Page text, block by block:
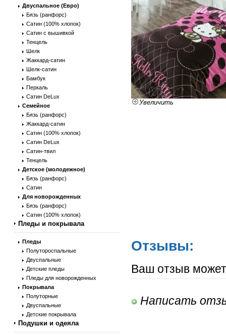
Двуспальное (Евро)
Бязь (ранфорс)
Сатин (100% хлопок)
Сатин с вышивкой
Тенцель
Шелк
Жаккард-сатин
Шелк-сатин
Бамбук
Перкаль
Сатин DeLux
Семейное
Бязь (ранфорс)
Жаккард-сатин
Сатин (100% хлопок)
Сатин DeLux
Сатин-твил
Тенцель
Детское (молодежное)
Бязь (ранфорс)
Сатин
Для новорожденных
Бязь (ранфорс)
Сатин (100% хлопок)
Пледы и покрывала
Пледы
Полутороспальные
Двуспальные
Детские пледы
Пледы для новорожденных
Покрывала
Полуторные
Двуспальные
Детские покрывала
Подушки и одеяла
Увеличить
Отзывы:
Ваш отзыв
Написать